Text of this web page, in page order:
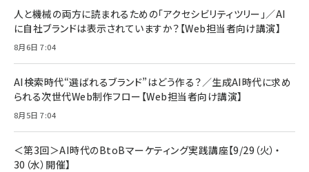
￥1,100
年後半、あなたの恋と運命／山田涼介]
￥880
止 貼りやすい ガイド枠付き いPhone17 (6.3
インチ) 対応 2枚セット DSP25F1698
￥1,599
【New】Amazon Fire TV Stick HD | 手軽にスト
レイヤー
￥6,980
Anker Soundcore P31i (Bluetooth 6.1) 【完
全ワイヤレスイヤホン/アクティブノイズキャンセリ
ング/マルチポイント接続 / 最大50時間再生 / PSE
￥5,000
ケーブル Anker絡まないケーブル 240W 結束バン
17 / 16 / 15 / Galaxy iPad Pro MacBook
Pro/Air 各種対応 (1.8m ミッドナイトブラック)
￥1,890
人と機械の両方に読まれるための「アクセシビリティツリー」／AI
に自社ブランドは表示されていますか？【Web担当者向け講演】
8月6日 7:04
AI検索時代“選ばれるブランド”はどう作る？／生成AI時代に求め
られる次世代Web制作フロー【Web担当者向け講演】
8月5日 7:04
＜第3回＞AI時代のBtoBマーケティング実践講座【9/29（火）・
30（水）開催】